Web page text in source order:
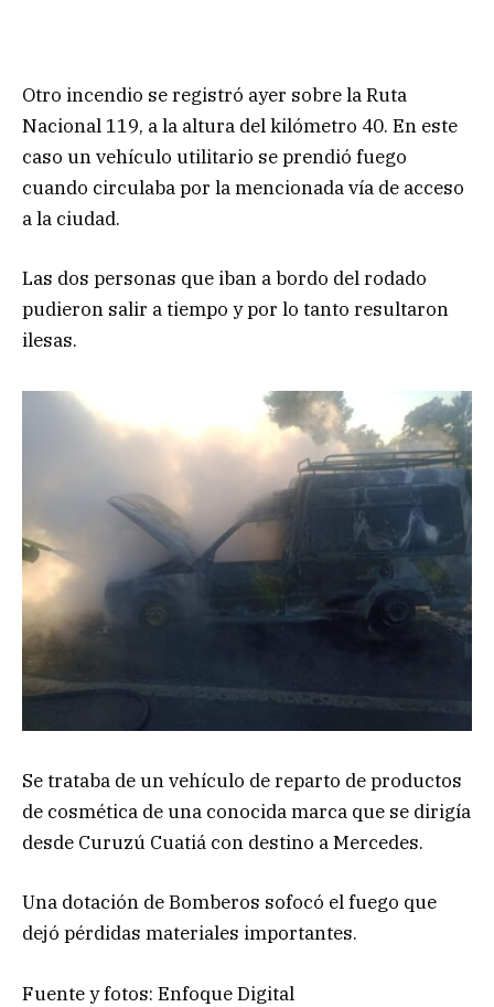
Otro incendio se registró ayer sobre la Ruta
Nacional 119, a la altura del kilómetro 40. En este
caso un vehículo utilitario se prendió fuego
cuando circulaba por la mencionada vía de acceso
a la ciudad.
Las dos personas que iban a bordo del rodado
pudieron salir a tiempo y por lo tanto resultaron
ilesas.
Se trataba de un vehículo de reparto de productos
de cosmética de una conocida marca que se dirigía
desde Curuzú Cuatiá con destino a Mercedes.
Una dotación de Bomberos sofocó el fuego que
dejó pérdidas materiales importantes.
Fuente y fotos: Enfoque Digital